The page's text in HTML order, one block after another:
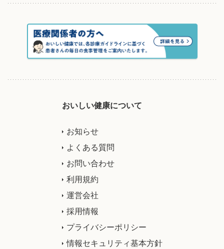
おいしい健康について
お知らせ
よくある質問
お問い合わせ
利用規約
運営会社
採用情報
プライバシーポリシー
情報セキュリティ基本方針